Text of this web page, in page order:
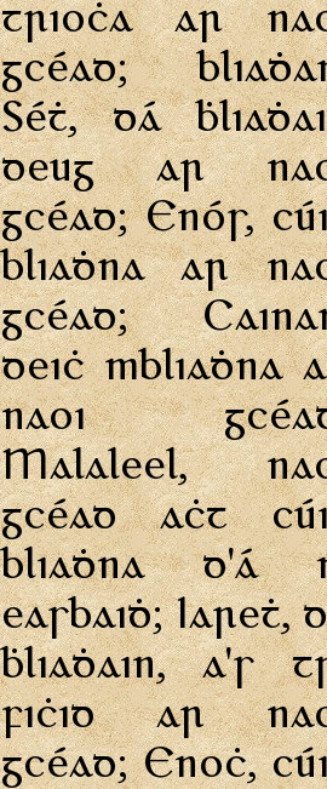
trioċa ar
gcéad;
Séṫ, dá
deug ar
gcéad; Enós,
bliaḋna ar
gcéad;
deiċ mbliaḋna
naoi
Malaleel,
gcéad aċt
bliaḋna d'á
easbaiḋ; Iareṫ,
ḃliaḋain, a's
fiċid ar
gcéad; Enoċ,